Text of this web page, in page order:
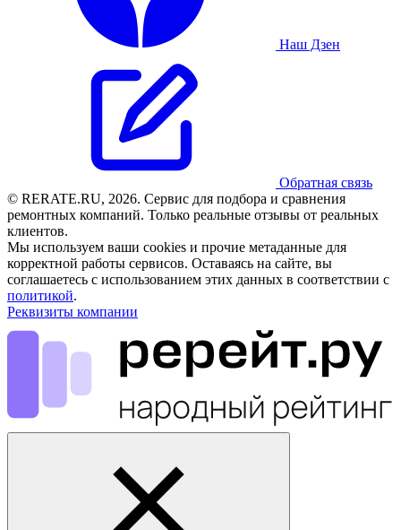
Наш Дзен
Обратная связь
© RERATE.RU, 2026. Сервис для подбора и сравнения
ремонтных компаний. Только реальные отзывы от реальных
клиентов.
Мы используем ваши cookies и прочие метаданные для
корректной работы сервисов. Оставаясь на сайте, вы
соглашаетесь с использованием этих данных в соответствии с
политикой.
Реквизиты компании